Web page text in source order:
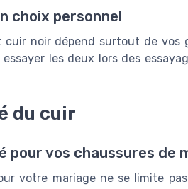
choix personnel
noir dépend surtout de vos
les deux lors des
du cuir
pour vos chaussures de
votre mariage ne se limite